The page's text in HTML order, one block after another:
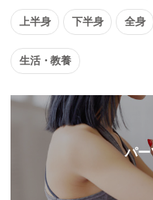
上半身 下半身 全身
生活・教養
パー